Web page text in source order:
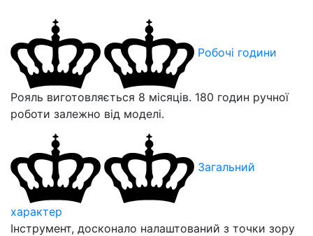
Робочі години
Рояль виготовляється 8 місяців. 180 годин ручної
роботи залежно від моделі.
Загальний
характер
Інструмент, досконало налаштований з точки зору